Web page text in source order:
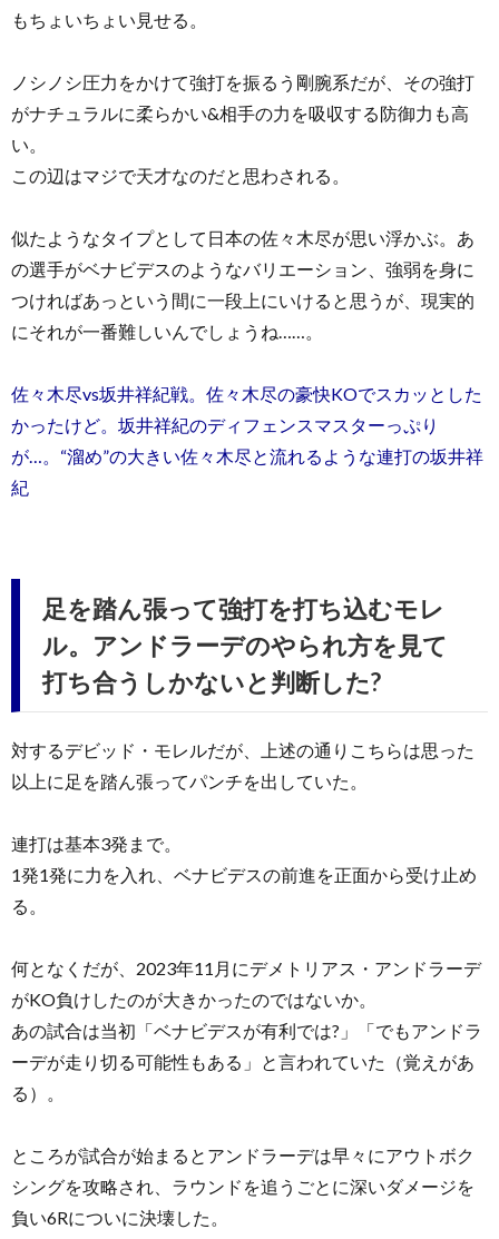
もちょいちょい見せる。
ノシノシ圧力をかけて強打を振るう剛腕系だが、その強打
がナチュラルに柔らかい&相手の力を吸収する防御力も高
い。
この辺はマジで天才なのだと思わされる。
似たようなタイプとして日本の佐々木尽が思い浮かぶ。あ
の選手がベナビデスのようなバリエーション、強弱を身に
つければあっという間に一段上にいけると思うが、現実的
にそれが一番難しいんでしょうね……。
佐々木尽vs坂井祥紀戦。佐々木尽の豪快KOでスカッとした
かったけど。坂井祥紀のディフェンスマスターっぷり
が…。“溜め”の大きい佐々木尽と流れるような連打の坂井祥
紀
足を踏ん張って強打を打ち込むモレ
ル。アンドラーデのやられ方を見て
打ち合うしかないと判断した?
対するデビッド・モレルだが、上述の通りこちらは思った
以上に足を踏ん張ってパンチを出していた。
連打は基本3発まで。
1発1発に力を入れ、ベナビデスの前進を正面から受け止め
る。
何となくだが、2023年11月にデメトリアス・アンドラーデ
がKO負けしたのが大きかったのではないか。
あの試合は当初「ベナビデスが有利では?」「でもアンドラ
ーデが走り切る可能性もある」と言われていた（覚えがあ
る）。
ところが試合が始まるとアンドラーデは早々にアウトボク
シングを攻略され、ラウンドを追うごとに深いダメージを
負い6Rについに決壊した。